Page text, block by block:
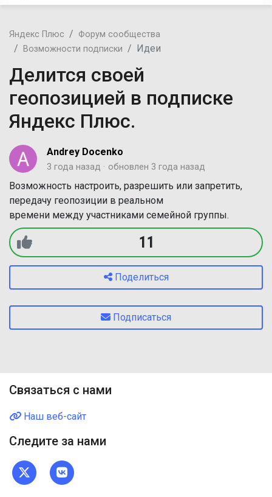
Яндекс Плюс
Форум сообщества
Возможности подписки
Идеи
Делится своей
геопозицией в подписке
Яндекс Плюс.
Andrey Docenko
3 года назад обновлен 3 года назад
Возможность настроить, разрешить или запретить,
передачу геопозиции в реальном
времени между участниками семейной группы.
11
Поделиться
Подписаться
Связаться с нами
Наш веб-сайт
Следите за нами